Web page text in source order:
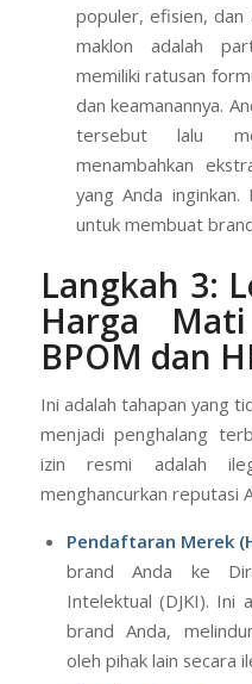
populer, efisien, dan
maklon adalah
memiliki ratusan
dan keamanannya.
tersebut lalu
menambahkan
yang Anda
untuk membuat
Langkah 3:
Harga
BPOM dan
Ini adalah tahapan yang
menjadi penghalang
izin resmi adalah
menghancurkan reputasi
Pendaftaran Merek
brand Anda ke
Intelektual (DJKI). Ini
brand Anda,
oleh pihak lain secara